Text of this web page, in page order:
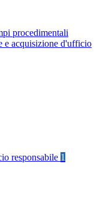
procedimentali
e acquisizione d'ufficio
responsabile 1